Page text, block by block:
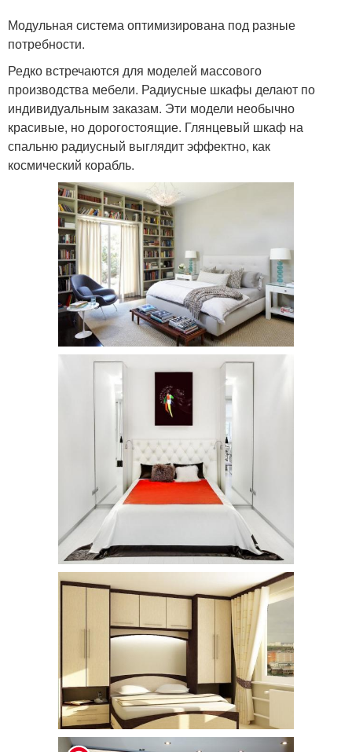
Модульная система оптимизирована под разные
потребности.
Редко встречаются для моделей массового
производства мебели. Радиусные шкафы делают по
индивидуальным заказам. Эти модели необычно
красивые, но дорогостоящие. Глянцевый шкаф на
спальню радиусный выглядит эффектно, как
космический корабль.